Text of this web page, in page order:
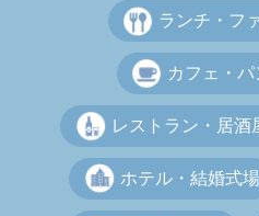
ランチ・フ
カフェ・
レストラン・居酒
ホテル・結婚式場